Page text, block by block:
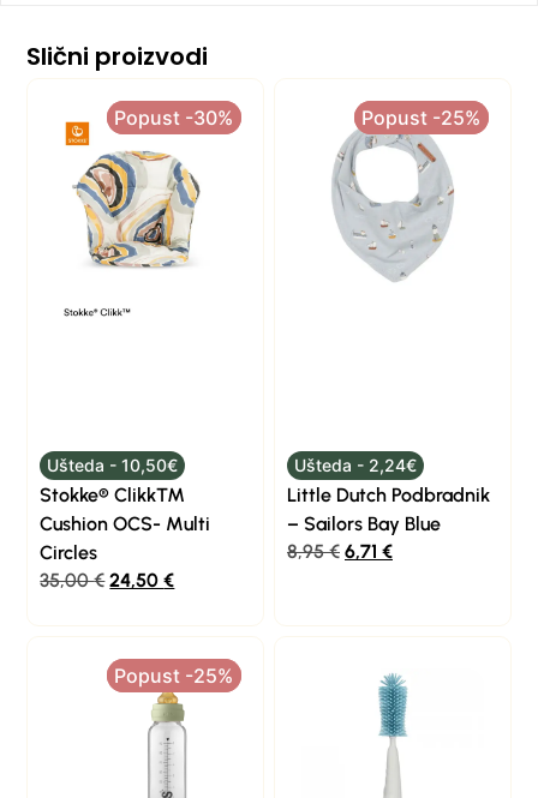
Slični proizvodi
Popust -30%
Popust -30%
Ušteda - 10,50€
Stokke® Clikk™
Cushion OCS- Multi
Circles
35,00€ 24,50€
Popust -25%
Popust -25%
Ušteda - 2,24€
Little Dutch Podbradnik
– Sailors Bay Blue
8,95€ 6,71 €
Popust -25%
Popust -25%